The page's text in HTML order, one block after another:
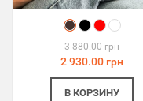
3 880.00 грн
2 930.00 грн
В КОРЗИНУ